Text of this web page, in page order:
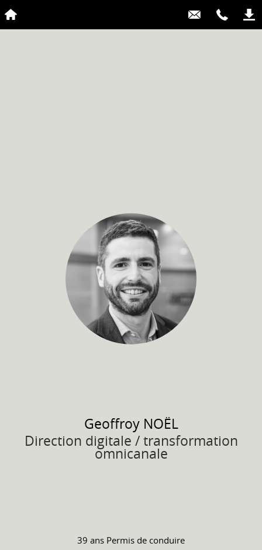
Geoffroy NOËL
Direction digitale / transformation
omnicanale
39 ans Permis de conduire